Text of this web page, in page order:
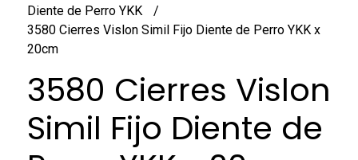
Diente de Perro YKK
3580 Cierres Vislon Simil Fijo Diente de Perro YKK x
20cm
3580 Cierres Vislon
Simil Fijo Diente de